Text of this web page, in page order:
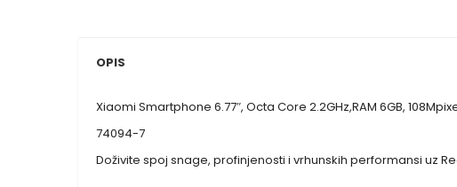
OPIS
Xiaomi Smartphone 6.77″, Octa Core 2.2GHz,RAM 6GB,
74094-7
Doživite spoj snage, profinjenosti i vrhunskih performansi uz